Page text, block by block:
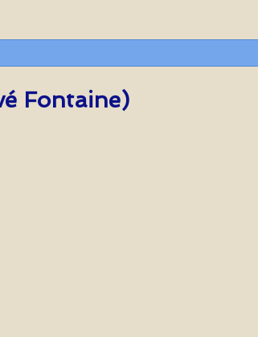
Fontaine)